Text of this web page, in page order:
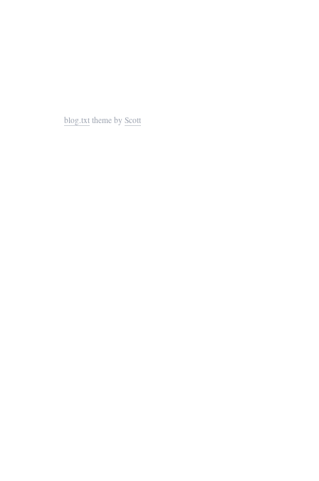
blog.txttheme by Scott